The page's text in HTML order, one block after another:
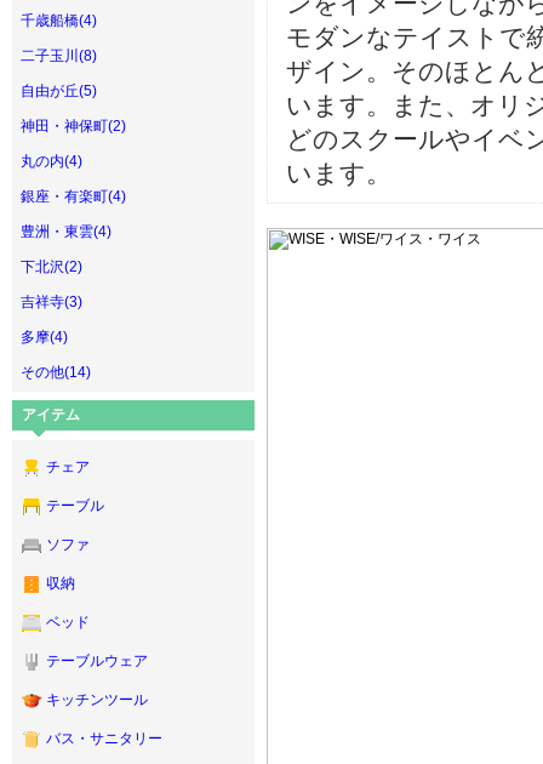
千歳船橋(4)
二子玉川(8)
自由が丘(5)
神田・神保町(2)
丸の内(4)
銀座・有楽町(4)
豊洲・東雲(4)
下北沢(2)
吉祥寺(3)
多摩(4)
その他(14)
アイテム
チェア
テーブル
ソファ
収納
ベッド
テーブルウェア
キッチンツール
バス・サニタリー
モダンなテイストで
ザイン。そのほとん
います。また、オリ
どのスクールやイベ
います。